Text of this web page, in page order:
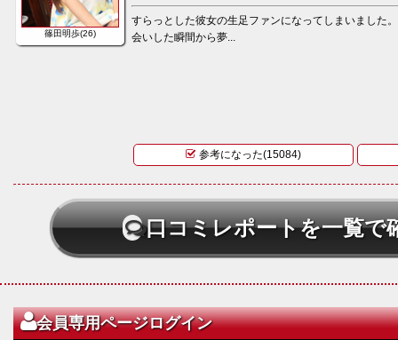
篠田明歩(26)
すらっとした彼女の生足ファンになってしまいました
会いした瞬間から夢...
参考になった(15084)
口コミレポートを一覧で
会員専用ページログイン